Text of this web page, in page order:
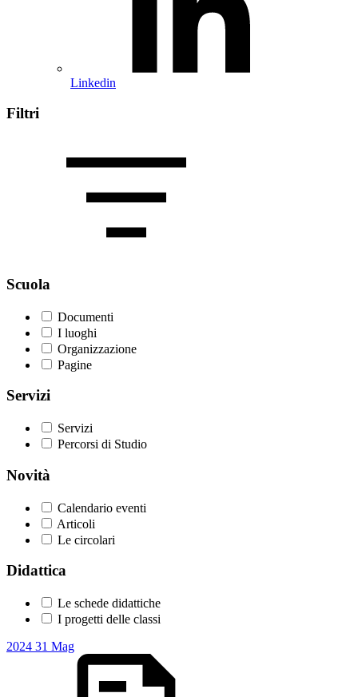
Linkedin
Filtri
Scuola
Documenti
I luoghi
Organizzazione
Pagine
Servizi
Servizi
Percorsi di Studio
Novità
Calendario eventi
Articoli
Le circolari
Didattica
Le schede didattiche
I progetti delle classi
2024 31 Mag